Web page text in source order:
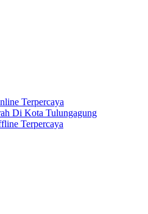
Terpercaya
Di Kota Tulungagung
Terpercaya